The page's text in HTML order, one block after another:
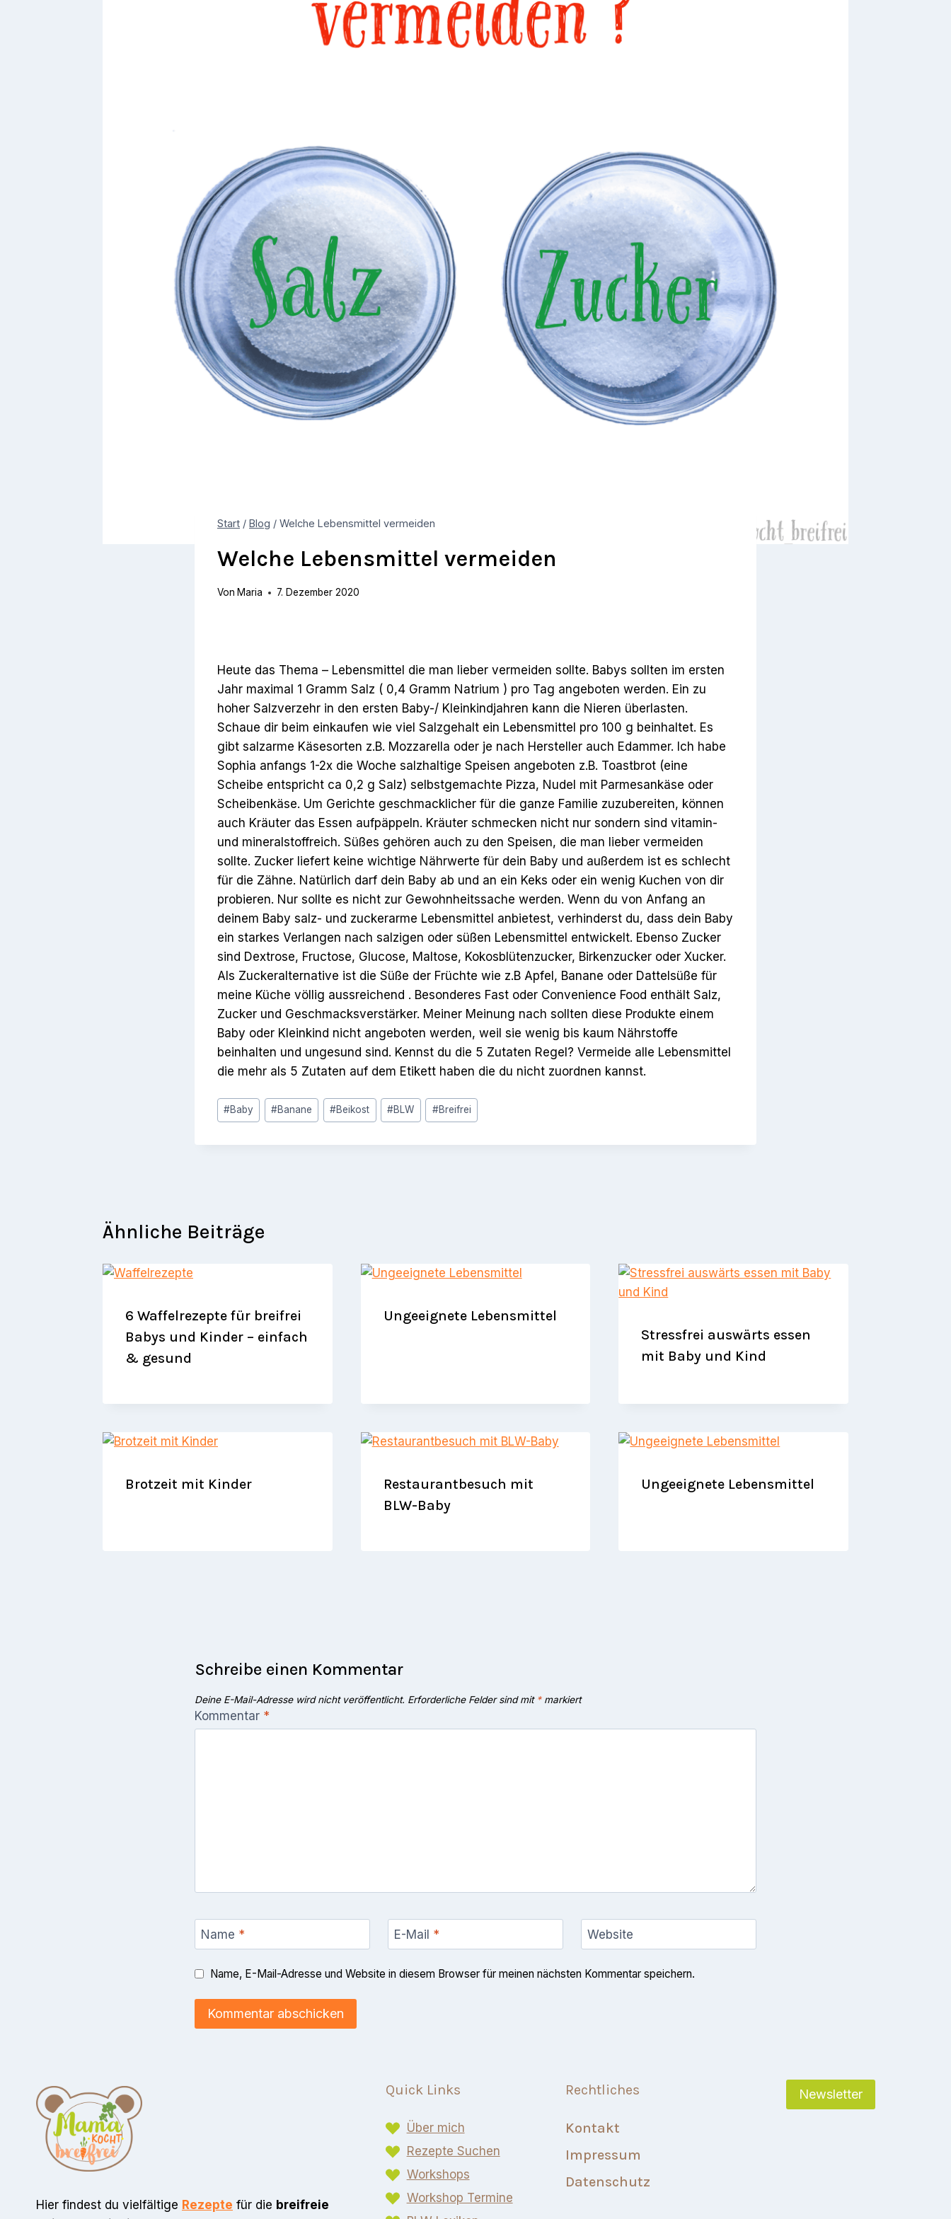
Start / Blog / Welche Lebensmittel vermeiden
Welche Lebensmittel vermeiden
Von Maria 7. Dezember 2020
Heute das Thema – Lebensmittel die man lieber vermeiden sollte. Babys sollten im ersten
Jahr maximal 1 Gramm Salz ( 0,4 Gramm Natrium ) pro Tag angeboten werden. Ein zu
hoher Salzverzehr in den ersten Baby-/ Kleinkindjahren kann die Nieren überlasten.
Schaue dir beim einkaufen wie viel Salzgehalt ein Lebensmittel pro 100 g beinhaltet. Es
gibt salzarme Käsesorten z.B. Mozzarella oder je nach Hersteller auch Edammer. Ich habe
Sophia anfangs 1-2x die Woche salzhaltige Speisen angeboten z.B. Toastbrot (eine
Scheibe entspricht ca 0,2 g Salz) selbstgemachte Pizza, Nudel mit Parmesankäse oder
Scheibenkäse. Um Gerichte geschmacklicher für die ganze Familie zuzubereiten, können
auch Kräuter das Essen aufpäppeln. Kräuter schmecken nicht nur sondern sind vitamin-
und mineralstoffreich. Süßes gehören auch zu den Speisen, die man lieber vermeiden
sollte. Zucker liefert keine wichtige Nährwerte für dein Baby und außerdem ist es schlecht
für die Zähne. Natürlich darf dein Baby ab und an ein Keks oder ein wenig Kuchen von dir
probieren. Nur sollte es nicht zur Gewohnheitssache werden. Wenn du von Anfang an
deinem Baby salz- und zuckerarme Lebensmittel anbietest, verhinderst du, dass dein Baby
ein starkes Verlangen nach salzigen oder süßen Lebensmittel entwickelt. Ebenso Zucker
sind Dextrose, Fructose, Glucose, Maltose, Kokosblütenzucker, Birkenzucker oder Xucker.
Als Zuckeralternative ist die Süße der Früchte wie z.B Apfel, Banane oder Dattelsüße für
meine Küche völlig aussreichend . Besonderes Fast oder Convenience Food enthält Salz,
Zucker und Geschmacksverstärker. Meiner Meinung nach sollten diese Produkte einem
Baby oder Kleinkind nicht angeboten werden, weil sie wenig bis kaum Nährstoffe
beinhalten und ungesund sind. Kennst du die 5 Zutaten Regel? Vermeide alle Lebensmittel
die mehr als 5 Zutaten auf dem Etikett haben die du nicht zuordnen kannst.
Schlagworte:
#Baby #Banane #Beikost #BLW #Breifrei
Ähnliche Beiträge
6 Waffelrezepte für breifrei
Babys und Kinder – einfach
& gesund
Ungeeignete Lebensmittel
Stressfrei auswärts essen
mit Baby und Kind
Brotzeit mit Kinder
Restaurantbesuch mit
BLW-Baby
Ungeeignete Lebensmittel
Schreibe einen Kommentar
Deine E-Mail-Adresse wird nicht veröffentlicht. Erforderliche Felder sind mit *markiert
Kommentar *
Name * E-Mail * Website
Name, E-Mail-Adresse und Website in diesem Browser für meinen nächsten Kommentar speichern.
Hier findest du vielfältige Rezepte für die breifreie
Quick Links
Über mich
Rezepte Suchen
Workshops
Workshop Termine
Rechtliches
Kontakt
Impressum
Datenschutz
Newsletter